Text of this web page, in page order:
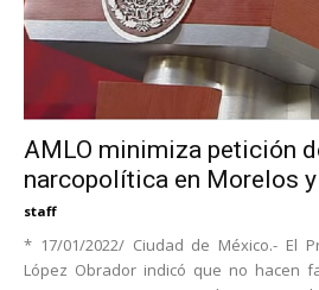
AMLO minimiza petición
narcopolítica en Morelos y
staff
* 17/01/2022/ Ciudad de México.- El
López Obrador indicó que no hacen